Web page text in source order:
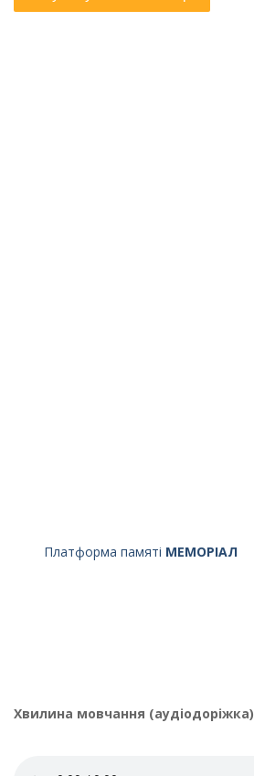
Платформа памяті МЕМОРІАЛ
Хвилина мовчання (аудіодоріжка)